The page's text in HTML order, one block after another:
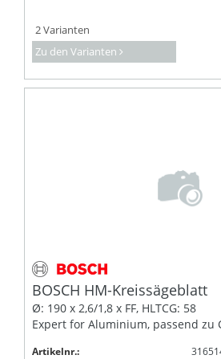
2 Varianten
Zu den Varianten
BOSCH HM-Kreissägeblatt
Ø: 190 x 2,6/1,8 x FF, HLTCG: 58
Expert for Aluminium, passend zu
Artikelnr.: